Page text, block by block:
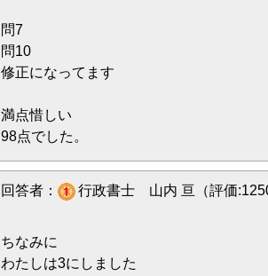
問7
問10
修正になってます
満点惜しい
98点でした。
回答者： 行政書士 山内 亘（評価
ちなみに
わたしは3にしました